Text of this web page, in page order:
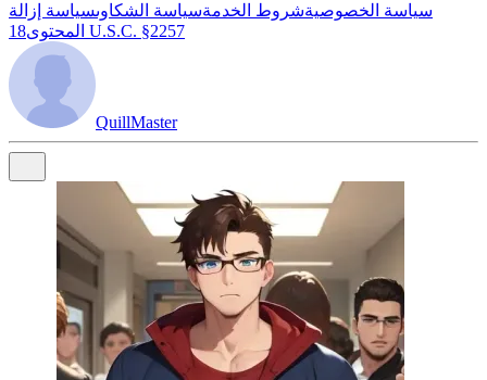
سياسة الخصوصيةشروط الخدمةسياسة الشكاوىسياسة إزالة
المحتوى 18 U.S.C. §2257
QuillMaster